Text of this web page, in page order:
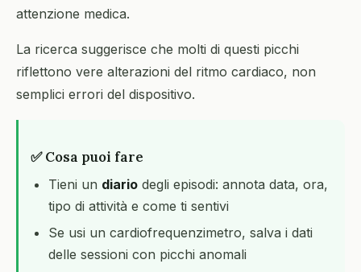
attenzione medica.
La ricerca suggerisce che molti di questi picchi
riflettono vere alterazioni del ritmo cardiaco, non
semplici errori del dispositivo.
✅ Cosa puoi fare
Tieni un diario degli episodi: annota data, ora,
tipo di attività e come ti sentivi
Se usi un cardiofrequenzimetro, salva i dati
delle sessioni con picchi anomali